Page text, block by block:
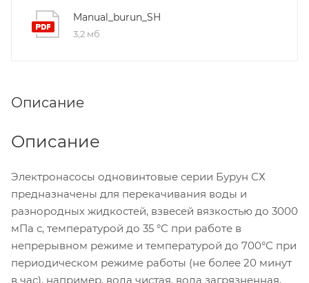
Manual_burun_SH
3,2 мб
Описание
Описание
Электронасосы одновинтовые серии Бурун СХ
предназначены для перекачивания воды и
разнородных жидкостей, взвесей вязкостью до 3000
мПа с, температурой до 35 °С при работе в
непрерывном режиме и температурой до 700°С при
периодическом режиме работы (не более 20 минут
в час), например, вода чистая, вода загрязненная,